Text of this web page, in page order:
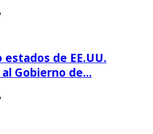
de EE.UU.
Gobierno de…